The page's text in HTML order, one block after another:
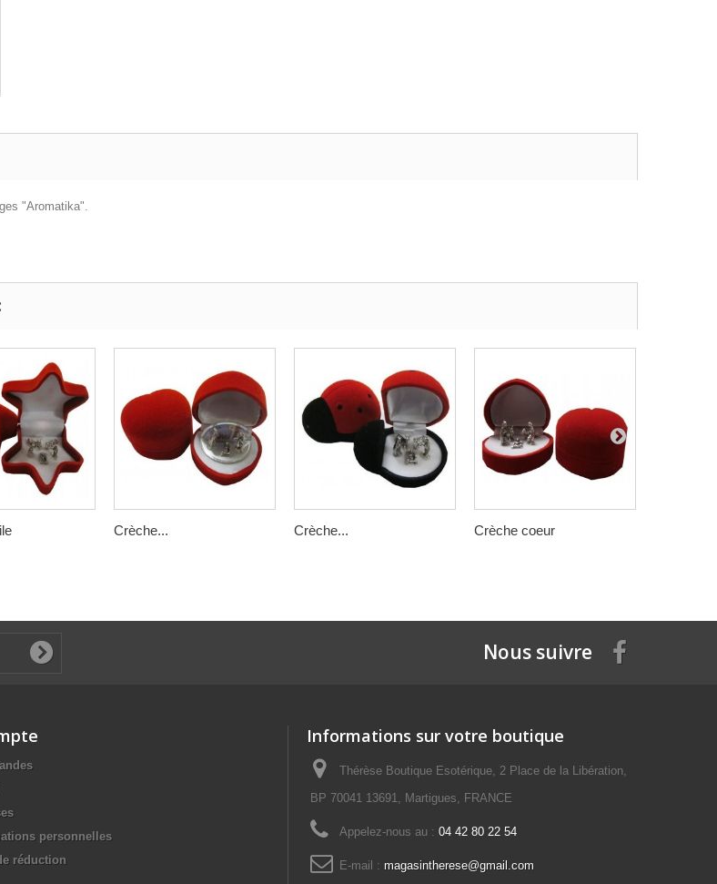
"Aromatika".
Crèche... Crèche... Crèche coeur
Nous suivre
personnelles
réduction
Informations sur votre boutique
Thérèse Boutique Esotérique, 2 Place de la Libération,
BP 70041 13691, Martigues, FRANCE
Appelez-nous au : 04 42 80 22 54
E-mail : magasintherese@gmail.com